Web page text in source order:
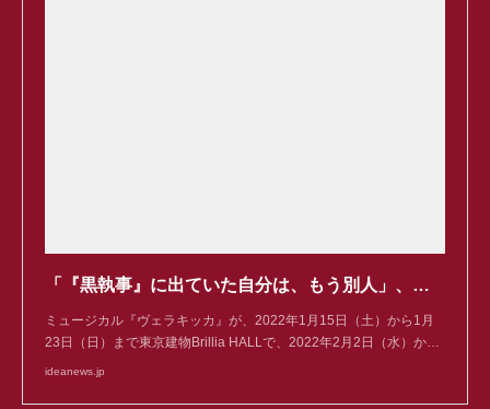
「『黒執事』に出ていた自分は、もう別人」、『ヴェラキッカ』、松下優也（上）
ミュージカル『ヴェラキッカ』が、2022年1月15日（土）から1月
23日（日）まで東京建物Brillia HALLで、2022年2月2日（水）か…
ideanews.jp